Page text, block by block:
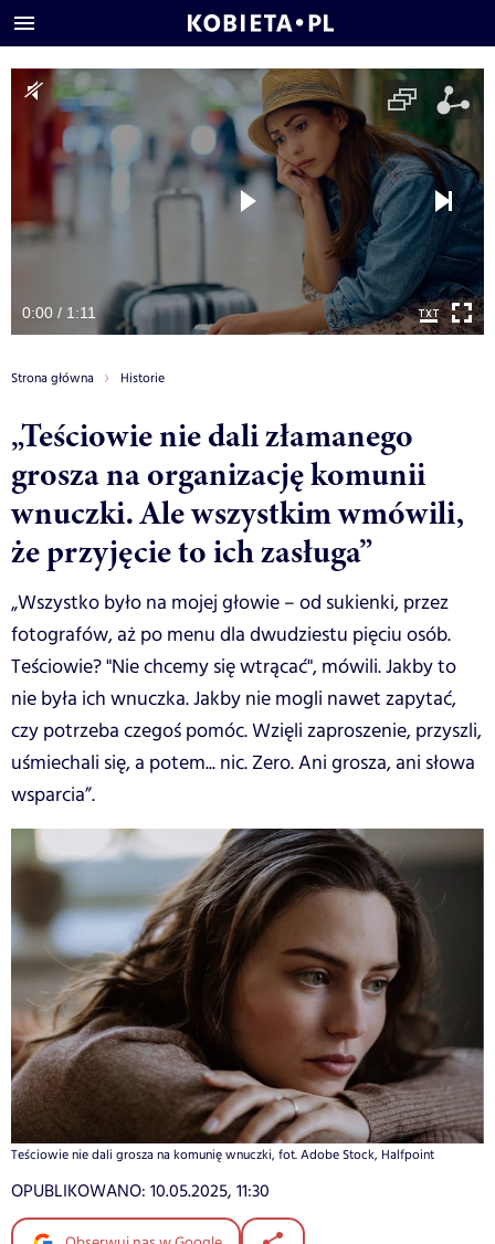
0:00 / 1:11
Strona główna Historie
„Teściowie nie dali złamanego
grosza na organizację komunii
wnuczki. Ale wszystkim wmówili,
że przyjęcie to ich zasługa”
„Wszystko było na mojej głowie – od sukienki, przez
fotografów, aż po menu dla dwudziestu pięciu osób.
Teściowie? "Nie chcemy się wtrącać", mówili. Jakby to
nie była ich wnuczka. Jakby nie mogli nawet zapytać,
czy potrzeba czegoś pomóc. Wzięli zaproszenie, przyszli,
uśmiechali się, a potem... nic. Zero. Ani grosza, ani słowa
wsparcia”.
Teściowie nie dali grosza na komunię wnuczki, fot. Adobe Stock, Halfpoint
OPUBLIKOWANO: 10.05.2025, 11:30